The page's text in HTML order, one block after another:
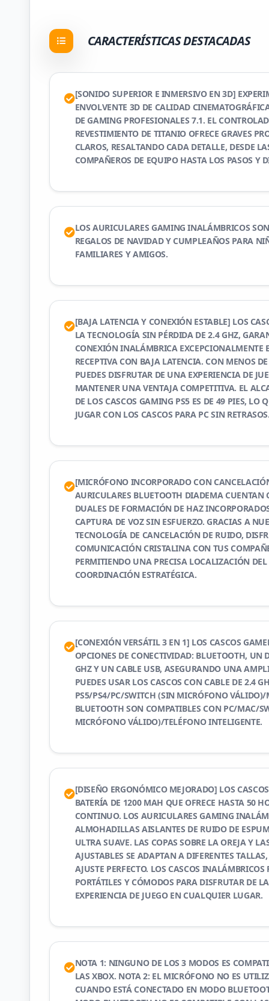
CARACTERÍSTICAS DESTACADAS
[SONIDO SUPERIOR E INMERSIVO EN 3D]
ENVOLVENTE 3D DE CALIDAD
DE GAMING PROFESIONALES 7.1. EL
REVESTIMIENTO DE TITANIO OFRECE GRAVES
CLAROS, RESALTANDO CADA DETALLE, DESDE
COMPAÑEROS DE EQUIPO HASTA LOS PASOS Y
LOS AURICULARES GAMING INALÁMBRICOS
REGALOS DE NAVIDAD Y CUMPLEAÑOS PARA
FAMILIARES Y AMIGOS.
[BAJA LATENCIA Y CONEXIÓN ESTABLE] LOS
LA TECNOLOGÍA SIN PÉRDIDA DE 2.4 GHZ,
CONEXIÓN INALÁMBRICA EXCEPCIONALMENTE
RECEPTIVA CON BAJA LATENCIA. CON MENOS
PUEDES DISFRUTAR DE UNA EXPERIENCIA DE
MANTENER UNA VENTAJA COMPETITIVA. EL
DE LOS CASCOS GAMING PS5 ES DE 49 PIES, LO
JUGAR CON LOS CASCOS PARA PC SIN
[MICRÓFONO INCORPORADO CON
AURICULARES BLUETOOTH DIADEMA CUENTAN
DUALES DE FORMACIÓN DE HAZ
CAPTURA DE VOZ SIN ESFUERZO. GRACIAS A
TECNOLOGÍA DE CANCELACIÓN DE RUIDO,
COMUNICACIÓN CRISTALINA CON TUS
PERMITIENDO UNA PRECISA LOCALIZACIÓN
COORDINACIÓN ESTRATÉGICA.
[CONEXIÓN VERSÁTIL 3 EN 1] LOS CASCOS
OPCIONES DE CONECTIVIDAD: BLUETOOTH, UN
GHZ Y UN CABLE USB, ASEGURANDO UNA
PUEDES USAR LOS CASCOS CON CABLE DE 2.4
PS5/PS4/PC/SWITCH (SIN MICRÓFONO VÁLIDO)/
BLUETOOTH SON COMPATIBLES CON PC/MAC/
MICRÓFONO VÁLIDO)/TELÉFONO INTELIGENTE.
[DISEÑO ERGONÓMICO MEJORADO] LOS
BATERÍA DE 1200 MAH QUE OFRECE HASTA 50
CONTINUO. LOS AURICULARES GAMING
ALMOHADILLAS AISLANTES DE RUIDO DE
ULTRA SUAVE. LAS COPAS SOBRE LA OREJA Y
AJUSTABLES SE ADAPTAN A DIFERENTES
AJUSTE PERFECTO. LOS CASCOS INALÁMBRICOS
PORTÁTILES Y CÓMODOS PARA DISFRUTAR DE
EXPERIENCIA DE JUEGO EN CUALQUIER LUGAR.
NOTA 1: NINGUNO DE LOS 3 MODOS ES
LAS XBOX. NOTA 2: EL MICRÓFONO NO ES
CUANDO ESTÁ CONECTADO EN MODO